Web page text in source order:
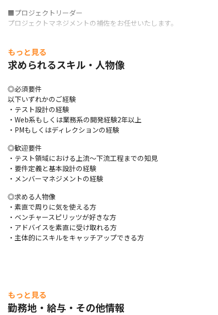
■プロジェクトリーダー
プロジェクトマネジメントの補佐をお任せいたします。
・小/中規模プロジェクトチームのマネジメント
・テスト設計書の作成とテスト設計書のレビュー、実行者への指
示出し
・プロジェクト全体の管理、推進
■QAエンジニア
〈具体的な業務内容〉
・テスト設計
   -開発ドキュメントの把握
   -標準プロセスに基づくテスト設計の作成
・テスト実行　等
※いずれのポジションも案件によって客先に出向いての作業も発
生します。
もっと見る
求められるスキル・人物像
◎必須要件
以下いずれかのご経験
・テスト設計の経験
・Web系もしくは業務系の開発経験2年以上
・PMもしくはディレクションの経験
◎歓迎要件
・テスト領域における上流〜下流工程までの知見
・要件定義と基本設計の経験
・メンバーマネジメントの経験
◎求める人物像
・素直で周りに気を使える方
・ベンチャースピリッツが好きな方
・アドバイスを素直に受け取れる方
・主体的にスキルをキャッチアップできる方
もっと見る
勤務地・給与・その他情報